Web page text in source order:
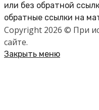
или без обратной
обратные ссылки на
Copyright 2026 © При
сайте.
Закрыть меню